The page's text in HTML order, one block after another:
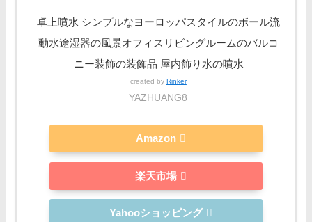
卓上噴水 シンプルなヨーロッパスタイルのボール流
動水途湿器の風景オフィスリビングルームのバルコ
ニー装飾の装飾品 屋内飾り水の噴水
created by Rinker
YAZHUANG8
Amazon
楽天市場
Yahooショッピング